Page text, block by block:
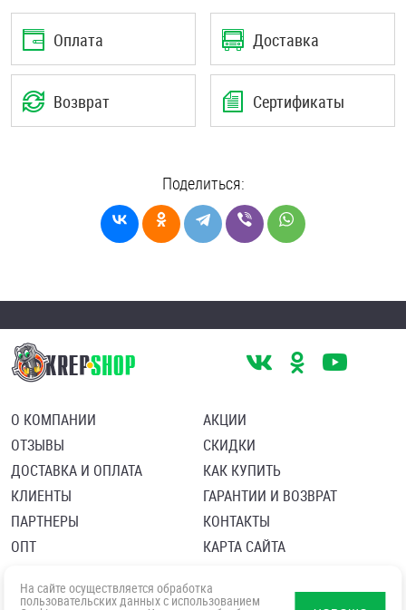
Оплата Доставка
Возврат Сертификаты
Поделиться:
О КОМПАНИИ
ОТЗЫВЫ
ДОСТАВКА И ОПЛАТА
КЛИЕНТЫ
ПАРТНЕРЫ
ОПТ
АКЦИИ
СКИДКИ
КАК КУПИТЬ
ГАРАНТИИ И ВОЗВРАТ
КОНТАКТЫ
КАРТА САЙТА
Политика в отношении обработки персональных данных
Согласие посетителя сайта на обработку персональных данны
На сайте осуществляется обработка
пользовательских данных с использованием